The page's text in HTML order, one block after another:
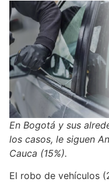
En Bogotá y sus
los casos, le siguen
Cauca (15%).
El robo de vehículos